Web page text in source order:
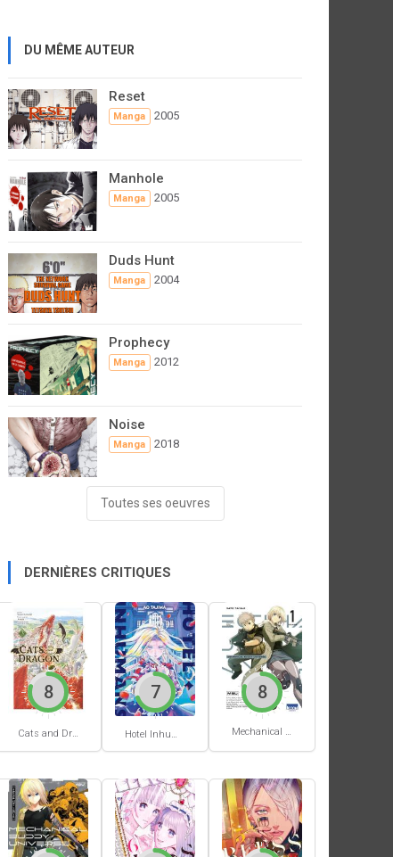
DU MÊME AUTEUR
Reset
Manga 2005
Manhole
Manga 2005
Duds Hunt
Manga 2004
Prophecy
Manga 2012
Noise
Manga 2018
Toutes ses oeuvres
DERNIÈRES CRITIQUES
Cats and Dragon #3
8
Hotel Inhumans #1
7
Mechanical Buddy Universe #1
8